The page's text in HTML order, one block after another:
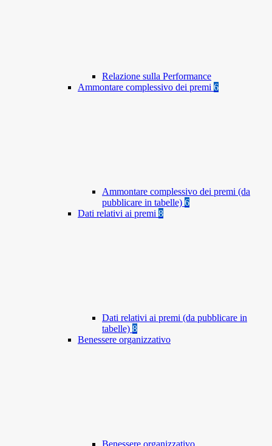
Relazione sulla Performance
Ammontare complessivo dei premi 6
Ammontare complessivo dei premi (da
pubblicare in tabelle) 6
Dati relativi ai premi 8
Dati relativi ai premi (da pubblicare in
tabelle) 8
Benessere organizzativo